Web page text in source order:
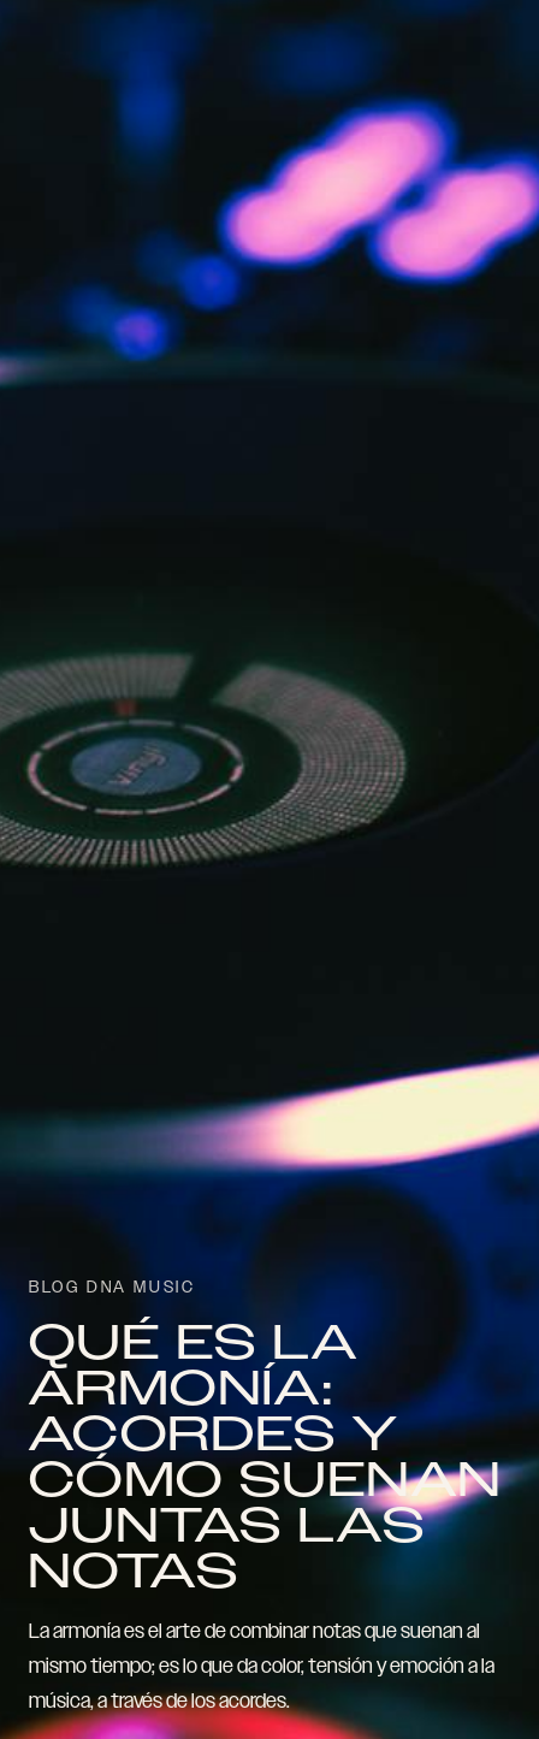
BLOG DNA MUSIC
QUÉ ES LA
ARMONÍA:
ACORDES Y
CÓMO SUENAN
JUNTAS LAS
NOTAS
La armonía es el arte de combinar notas que suenan al
mismo tiempo; es lo que da color, tensión y emoción a la
música, a través de los acordes.